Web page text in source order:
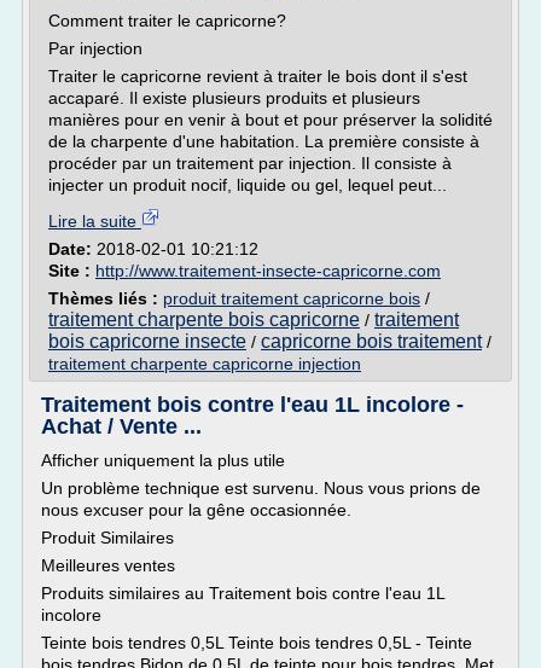
Comment traiter le capricorne?
Par injection
Traiter le capricorne revient à traiter le bois dont il s'est
accaparé. Il existe plusieurs produits et plusieurs
manières pour en venir à bout et pour préserver la solidité
de la charpente d'une habitation. La première consiste à
procéder par un traitement par injection. Il consiste à
injecter un produit nocif, liquide ou gel, lequel peut...
Lire la suite
Date: 2018-02-01 10:21:12
Site : http://www.traitement-insecte-capricorne.com
Thèmes liés : produit traitement capricorne bois /
traitement charpente bois capricorne / traitement
bois capricorne insecte / capricorne bois traitement/
traitement charpente capricorne injection
Traitement bois contre l'eau 1L incolore -
Achat / Vente ...
Afficher uniquement la plus utile
Un problème technique est survenu. Nous vous prions de
nous excuser pour la gêne occasionnée.
Produit Similaires
Meilleures ventes
Produits similaires au Traitement bois contre l'eau 1L
incolore
Teinte bois tendres 0,5L Teinte bois tendres 0,5L - Teinte